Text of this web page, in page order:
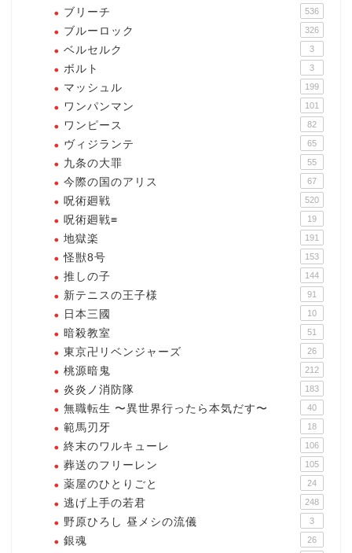
ブリーチ 536
ブルーロック 326
ベルセルク 3
ボルト 3
マッシュル 199
ワンパンマン 101
ワンピース 82
ヴィジランテ 65
九条の大罪 55
今際の国のアリス 67
呪術廻戦 520
呪術廻戦≡ 19
地獄楽 191
怪獣8号 153
推しの子 144
新テニスの王子様 91
日本三國 10
暗殺教室 51
東京卍リベンジャーズ 26
桃源暗鬼 212
炎炎ノ消防隊 183
無職転生 〜異世界行ったら本気だす〜 40
範馬刃牙 18
終末のワルキューレ 106
葬送のフリーレン 105
薬屋のひとりごと 24
逃げ上手の若君 248
野原ひろし 昼メシの流儀 3
銀魂 26